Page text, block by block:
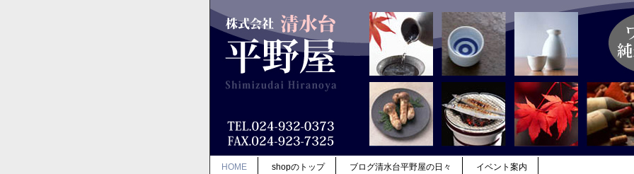
HOME shopのトップ ブログ清水台平野屋の日々 イベント案内